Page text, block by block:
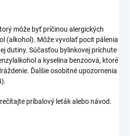
môže byť príčinou alergických
(alkohol). Môže vyvolať pocit pálenia
dutiny. Súčasťou bylinkovej príchute
a kyselina benzoová, ktoré
Ďalšie osobitné upozornenia
príbalový leták alebo návod.